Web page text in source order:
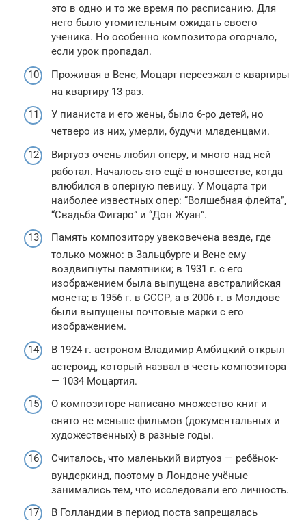
это в одно и то же время по расписанию. Для
него было утомительным ожидать своего
ученика. Но особенно композитора огорчало,
если урок пропадал.
Проживая в Вене, Моцарт переезжал с квартиры
на квартиру 13 раз.
У пианиста и его жены, было 6-ро детей, но
четверо из них, умерли, будучи младенцами.
Виртуоз очень любил оперу, и много над ней
работал. Началось это ещё в юношестве, когда
влюбился в оперную певицу. У Моцарта три
наиболее известных опер: “Волшебная флейта”,
“Свадьба Фигаро” и “Дон Жуан”.
Память композитору увековечена везде, где
только можно: в Зальцбурге и Вене ему
воздвигнуты памятники; в 1931 г. с его
изображением была выпущена австралийская
монета; в 1956 г. в СССР, а в 2006 г. в Молдове
были выпущены почтовые марки с его
изображением.
В 1924 г. астроном Владимир Амбицкий открыл
астероид, который назвал в честь композитора
— 1034 Моцартия.
О композиторе написано множество книг и
снято не меньше фильмов (документальных и
художественных) в разные годы.
Считалось, что маленький виртуоз — ребёнок-
вундеркинд, поэтому в Лондоне учёные
занимались тем, что исследовали его личность.
В Голландии в период поста запрещалась